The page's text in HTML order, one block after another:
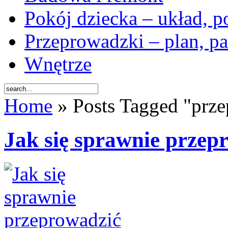
Pokój dziecka – układ,
Przeprowadzki – plan,
Wnętrze
Home » Posts Tagged
Jak się sprawnie